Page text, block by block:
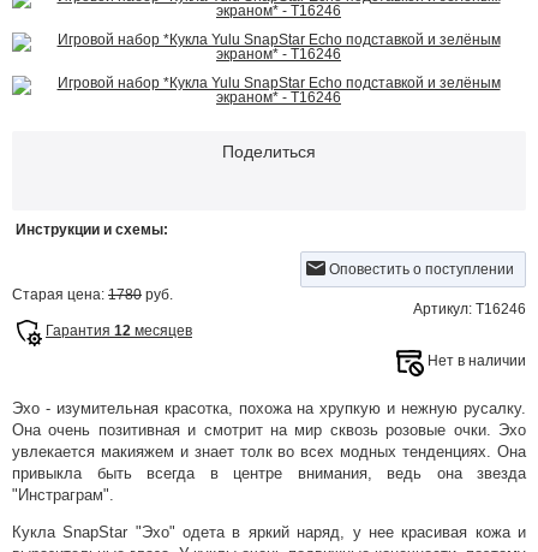
Поделиться
Инструкции и схемы:
Оповестить о поступлении
Старая цена: 1780 руб.
Артикул: Т16246
Гарантия 12 месяцев
Нет в наличии
Эхо - изумительная красотка, похожа на хрупкую и нежную русалку.
Она очень позитивная и смотрит на мир сквозь розовые очки. Эхо
увлекается макияжем и знает толк во всех модных тенденциях. Она
привыкла быть всегда в центре внимания, ведь она звезда
"Инстраграм".
Кукла SnapStar "Эхо" одета в яркий наряд, у нее красивая кожа и